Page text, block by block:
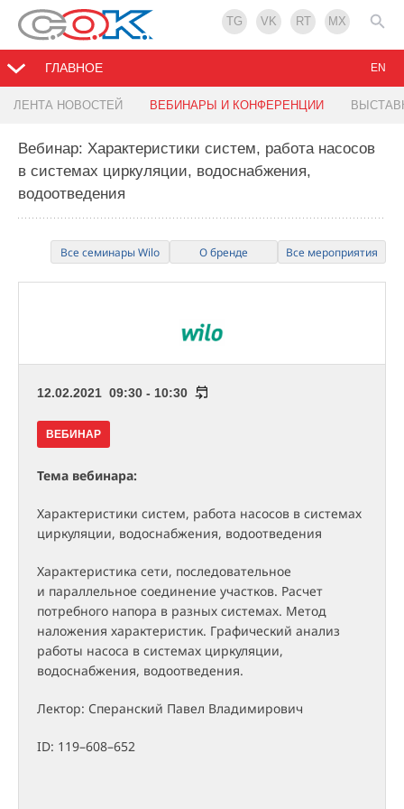
TG VK RT MX
ГЛАВНОЕ
ЛЕНТА НОВОСТЕЙ ВЕБИНАРЫ И КОНФЕРЕНЦИИ
EN
Вебинар: Характеристики систем, работа насосов
в системах циркуляции, водоснабжения,
водоотведения
Все семинары Wilo О бренде Все мероприятия
12.02.2021 09:30 - 10:30
ВЕБИНАР
Тема вебинара:
Характеристики систем, работа насосов в системах
циркуляции, водоснабжения, водоотведения
Характеристика сети, последовательное
и параллельное соединение участков. Расчет
потребного напора в разных системах. Метод
наложения характеристик. Графический анализ
работы насоса в системах циркуляции,
водоснабжения, водоотведения.
Лектор: Сперанский Павел Владимирович
ID: 119–608–652